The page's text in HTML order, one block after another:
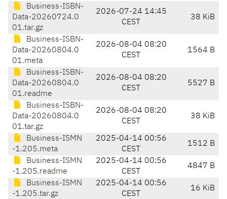
Business-ISBN-
Data-20260724.0
01.tar.gz
2026-07-24 14:45
CEST
38 KiB
Business-ISBN-
Data-20260804.0
01.meta
2026-08-04 08:20
CEST
1564 B
Business-ISBN-
Data-20260804.0
01.readme
2026-08-04 08:20
CEST
5527 B
Business-ISBN-
Data-20260804.0
01.tar.gz
2026-08-04 08:20
CEST
38 KiB
Business-ISMN
-1.205.meta
2025-04-14 00:56
CEST
1512 B
Business-ISMN
-1.205.readme
2025-04-14 00:56
CEST
4847 B
Business-ISMN
-1.205.tar.gz
2025-04-14 00:56
CEST
16 KiB